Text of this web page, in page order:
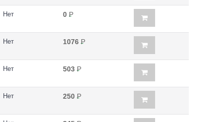
Нет 0 Р
Нет 1076 Р
Нет 503 Р
Нет 250 Р